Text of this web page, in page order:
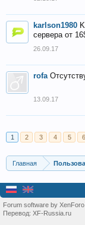
karlson1980
сервера от
26.09.17
rofa
13.09.17
1 2 3 4 5 6
Главная
Forum software by
Перевод: XF-Russia.ru